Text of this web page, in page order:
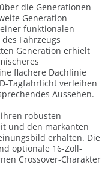
die Generationen
Generation
funktionalen
Fahrzeugs
Generation erhielt
flachere Dachlinie
Tagfahrlicht verleihen
Aussehen.
robusten
und den markanten
erhalten. Die
optionale 16-Zoll-
Crossover-Charakter